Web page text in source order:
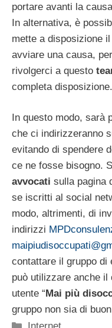
portare avanti la
In alternativa, è
mette a disposizione
avviare una causa,
rivolgerci a questo
completa disposizione.
In questo modo, sarà
che ci indirizzeranno
evitando di spendere
ce ne fosse bisogno.
avvocati sulla pagina
se iscritti al social
modo, altrimenti, di
indirizzi
contattare il gruppo di
può utilizzare anche il
utente “ Mai più
gruppo non sia di
Categorie